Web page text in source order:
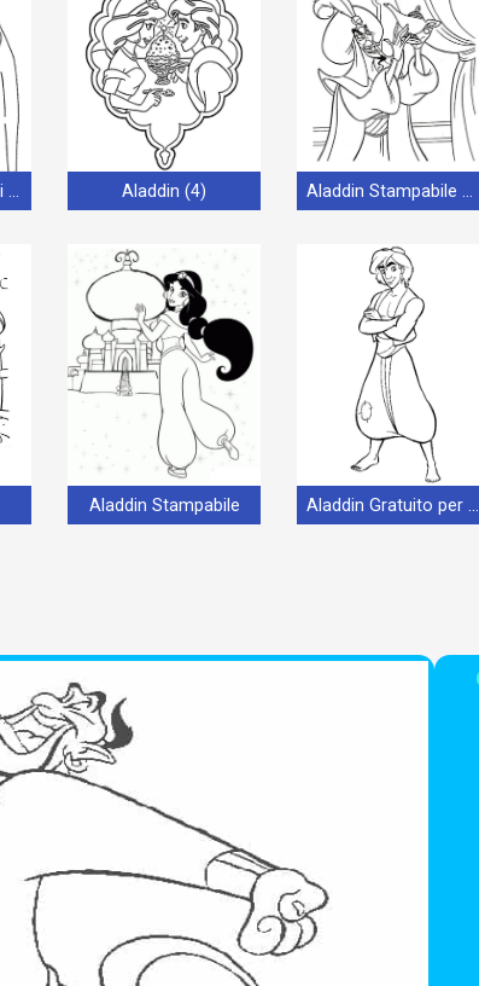
Aladdin per Bambini di 6 Anni Aladdin (4) Aladdin Stampabile Senza Spesa
Aladdin Stampabile Aladdin Gratuito per Bambini